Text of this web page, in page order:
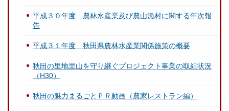
平成３０年度 農林水産業及び農山漁村に関する年次報
告
平成３１年度 秋田県農林水産業関係施策の概要
秋田の里地里山を守り継ぐプロジェクト事業の取組状況
（H30）
秋田の魅力まるごとＰＲ動画（農家レストラン編）